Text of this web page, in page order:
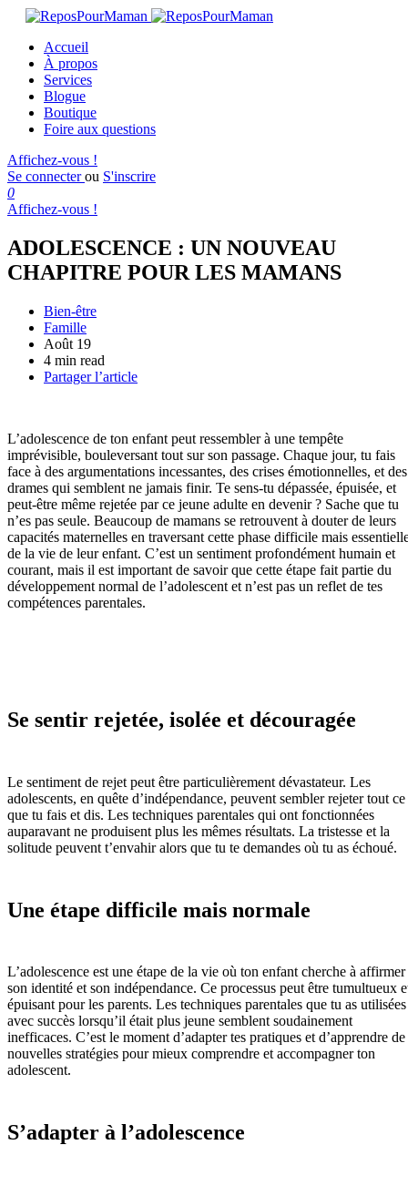
Accueil
À propos
Services
Blogue
Boutique
Foire aux questions
Affichez-vous !
Se connecterou S'inscrire
0
Affichez-vous !
ADOLESCENCE : UN NOUVEAU
CHAPITRE POUR LES MAMANS
Bien-être
Famille
Août 19
4 min read
Partager l’article
L’adolescence de ton enfant peut ressembler à une tempête
imprévisible, bouleversant tout sur son passage. Chaque jour, tu fais
face à des argumentations incessantes, des crises émotionnelles, et des
drames qui semblent ne jamais finir. Te sens-tu dépassée, épuisée, et
peut-être même rejetée par ce jeune adulte en devenir ? Sache que tu
n’es pas seule. Beaucoup de mamans se retrouvent à douter de leurs
capacités maternelles en traversant cette phase difficile mais
de la vie de leur enfant. C’est un sentiment profondément humain et
courant, mais il est important de savoir que cette étape fait partie du
développement normal de l’adolescent et n’est pas un reflet de tes
compétences parentales.
Se sentir rejetée, isolée et découragée
Le sentiment de rejet peut être particulièrement dévastateur. Les
adolescents, en quête d’indépendance, peuvent sembler rejeter tout ce
que tu fais et dis. Les techniques parentales qui ont fonctionnées
auparavant ne produisent plus les mêmes résultats. La tristesse et la
solitude peuvent t’envahir alors que tu te demandes où tu as échoué.
Une étape difficile mais normale
L’adolescence est une étape de la vie où ton enfant cherche à affirmer
son identité et son indépendance. Ce processus peut être tumultueux
épuisant pour les parents. Les techniques parentales que tu as utilisées
avec succès lorsqu’il était plus jeune semblent soudainement
inefficaces. C’est le moment d’adapter tes pratiques et d’apprendre de
nouvelles stratégies pour mieux comprendre et accompagner ton
adolescent.
S’adapter à l’adolescence